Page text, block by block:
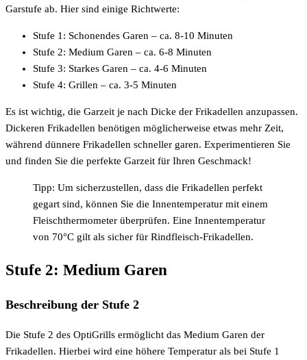
Garstufe ab. Hier sind einige Richtwerte:
Stufe 1: Schonendes Garen – ca. 8-10 Minuten
Stufe 2: Medium Garen – ca. 6-8 Minuten
Stufe 3: Starkes Garen – ca. 4-6 Minuten
Stufe 4: Grillen – ca. 3-5 Minuten
Es ist wichtig, die Garzeit je nach Dicke der Frikadellen anzupassen.
Dickeren Frikadellen benötigen möglicherweise etwas mehr Zeit,
während dünnere Frikadellen schneller garen. Experimentieren Sie
und finden Sie die perfekte Garzeit für Ihren Geschmack!
Tipp: Um sicherzustellen, dass die Frikadellen perfekt
gegart sind, können Sie die Innentemperatur mit einem
Fleischthermometer überprüfen. Eine Innentemperatur
von 70°C gilt als sicher für Rindfleisch-Frikadellen.
Stufe 2: Medium Garen
Beschreibung der Stufe 2
Die Stufe 2 des OptiGrills ermöglicht das Medium Garen der
Frikadellen. Hierbei wird eine höhere Temperatur als bei Stufe 1